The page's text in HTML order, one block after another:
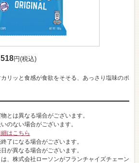
518円(税込)
リッと食感が食欲をそそる、あっさり塩味のポ
とは異なる場合がございます。
のない場合がございます。
はこちら
了になる場合がございます。
が異なる場合がございます。
、株式会社ローソンがフランチャイズチェーン